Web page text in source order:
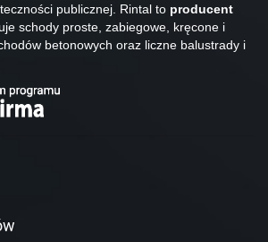
publicznej. Rintal to producent
schody proste, zabiegowe, kręcone i
betonowych oraz liczne balustrady i